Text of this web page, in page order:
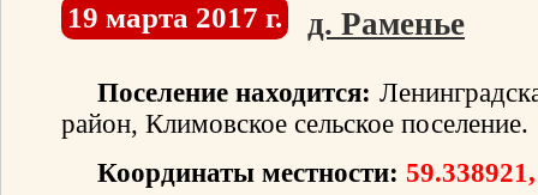
19 марта 2017 г. д. Раменье
Поселение находится:
район, Климовское сельское поселение.
Координаты местности: